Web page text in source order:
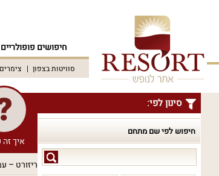
חיפושים פופולריים
סוויטות בצפון
סינון לפי:
חיפוש לפי שם מתחם
לפי
איך זה
ריזורט –